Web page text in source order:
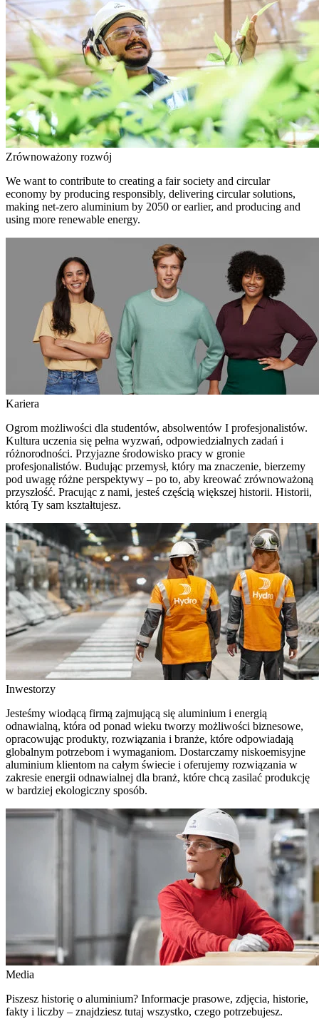
Zrównoważony rozwój
We want to contribute to creating a fair society and circular
economy by producing responsibly, delivering circular solutions,
making net-zero aluminium by 2050 or earlier, and producing and
using more renewable energy.
Kariera
Ogrom możliwości dla studentów, absolwentów I profesjonalistów.
Kultura uczenia się pełna wyzwań, odpowiedzialnych zadań i
różnorodności. Przyjazne środowisko pracy w gronie
profesjonalistów. Budując przemysł, który ma znaczenie, bierzemy
pod uwagę różne perspektywy – po to, aby kreować zrównoważoną
przyszłość. Pracując z nami, jesteś częścią większej historii. Historii,
którą Ty sam kształtujesz.
Inwestorzy
Jesteśmy wiodącą firmą zajmującą się aluminium i energią
odnawialną, która od ponad wieku tworzy możliwości biznesowe,
opracowując produkty, rozwiązania i branże, które odpowiadają
globalnym potrzebom i wymaganiom. Dostarczamy niskoemisyjne
aluminium klientom na całym świecie i oferujemy rozwiązania w
zakresie energii odnawialnej dla branż, które chcą zasilać produkcję
w bardziej ekologiczny sposób.
Media
Piszesz historię o aluminium? Informacje prasowe, zdjęcia, historie,
fakty i liczby – znajdziesz tutaj wszystko, czego potrzebujesz.